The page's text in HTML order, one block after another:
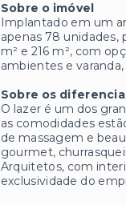
Sobre o imóvel
Implantado em um
apenas 78 unidades,
m² e 216 m², com
ambientes e
Sobre os
O lazer é um dos
as comodidades
de massagem e
gourmet,
Arquitetos, com
exclusividade do